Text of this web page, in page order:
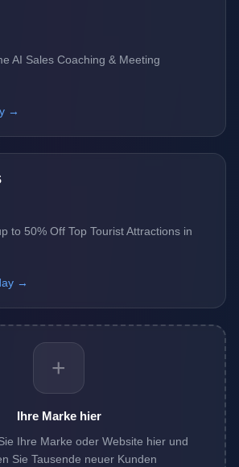
AI Sales Coaching & Meeting
→
to 50% Off Top Tourist Attractions in
→
+
Ihre Marke hier
Ihre Marke oder Website hier und
Sie Tausende neuer Kunden